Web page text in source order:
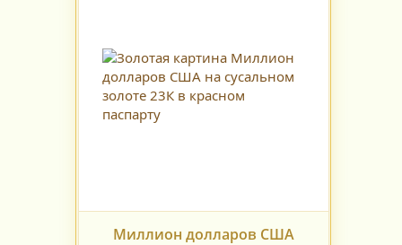
Миллион долларов США